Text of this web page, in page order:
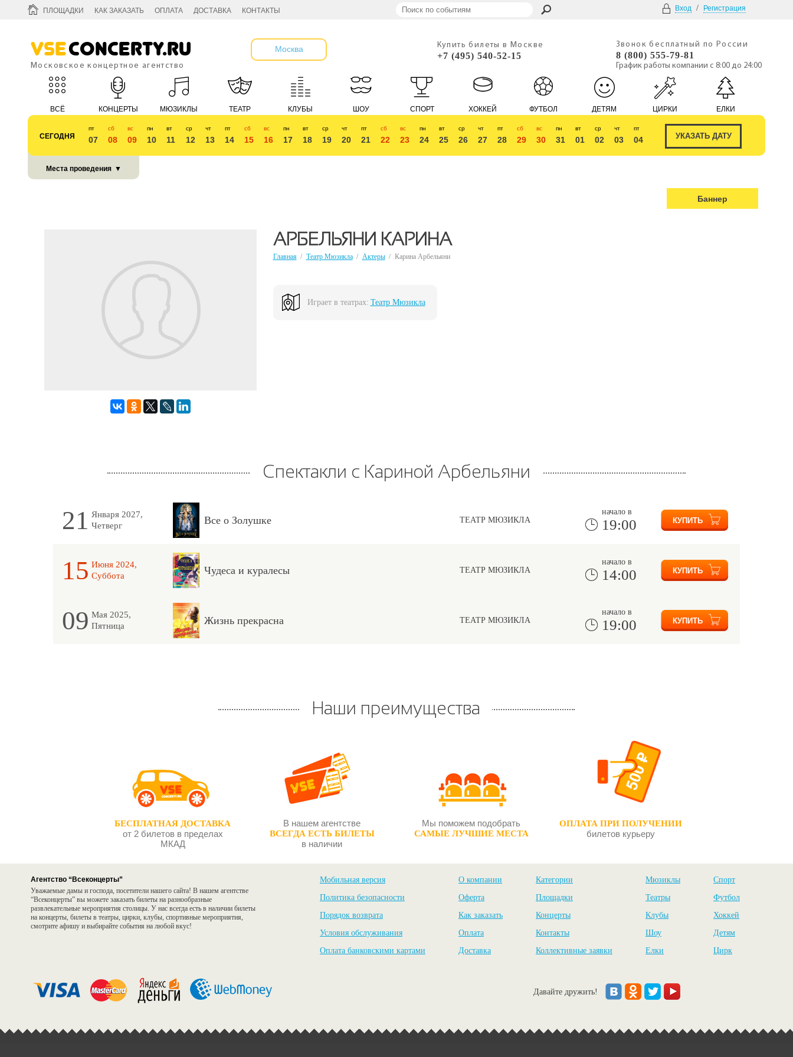
ПЛОЩАДКИ КАК ЗАКАЗАТЬ ОПЛАТА ДОСТАВКА КОНТАКТЫ Вход / Регистрация
VseConcerty.ru
Московское концертное агентство
Москва Купить билеты в Москве
+7 (495) 540-52-15
Звонок бесплатный по России
8 (800) 555-79-81
График работы компании с 8:00 до 24:00
ВСЁ КОНЦЕРТЫ МЮЗИКЛЫ ТЕАТР КЛУБЫ ШОУ СПОРТ ХОККЕЙ ФУТБОЛ ДЕТЯМ ЦИРКИ ЕЛКИ
СЕГОДНЯ
пт
07
сб
08
вс
09
пн
10
вт
11
ср
12
чт
13
пт
14
сб
15
вс
16
пн
17
вт
18
ср
19
чт
20
пт
21
сб
22
вс
23
пн
24
вт
25
ср
26
чт
27
пт
28
сб
29
вс
30
пн
31
вт
01
ср
02
чт
03
пт
04
Места проведения ▼
Баннер
АРБЕЛЬЯНИ КАРИНА
Главная / Театр Мюзикла / Актеры / Карина Арбельяни
Играет в театрах: Театр Мюзикла
Спектакли с Кариной Арбельяни
21 Января 2027,
Четверг
Все о Золушке ТЕАТР МЮЗИКЛА
начало в
19:00
15 Июня 2024,
Суббота
Чудеса и куралесы ТЕАТР МЮЗИКЛА
начало в
14:00
09 Мая 2025,
Пятница
Жизнь прекрасна ТЕАТР МЮЗИКЛА
начало в
19:00
Наши преимущества
БЕСПЛАТНАЯ ДОСТАВКА
от 2 билетов в пределах
МКАД
В нашем агентстве
ВСЕГДА ЕСТЬ БИЛЕТЫ
в наличии
Мы поможем подобрать
САМЫЕ ЛУЧШИЕ МЕСТА
ОПЛАТА ПРИ ПОЛУЧЕНИИ
билетов курьеру
Агентство “Всеконцерты”
Уважаемые дамы и господа, посетители нашего сайта! В нашем агентстве
“Всеконцерты” вы можете заказать билеты на разнообразные
развлекательные мероприятия столицы. У нас всегда есть в наличии билеты
на концерты, билеты в театры, цирки, клубы, спортивные мероприятия,
смотрите афишу и выбирайте события на любой вкус!
Мобильная версия
Политика безопасности
Порядок возврата
Условия обслуживания
Оплата банковскими картами
О компании
Оферта
Как заказать
Оплата
Доставка
Категории
Площадки
Концерты
Контакты
Коллективные заявки
Мюзиклы
Театры
Клубы
Шоу
Елки
Спорт
Футбол
Хоккей
Детям
Цирк
Давайте дружить!